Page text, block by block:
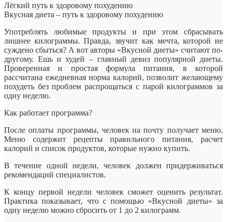
Лёгкий путь к здоровому похудению
Вкусная диета – путь к здоровому похудению
Употреблять любимые продукты и при этом сбрасывать
лишнее килограммы. Правда, звучит как мечта, которой не
суждено сбыться? А вот авторы «Вкусной диеты» считают по-
другому. Ешь и худей – главный девиз популярной диеты.
Проверенная и простая формула питания, в которой
рассчитана ежедневная норма калорий, позволит желающему
похудеть без проблем распрощаться с парой килограммов за
одну неделю.
Как работает программа?
После оплаты программы, человек на почту получает меню.
Меню содержит рецепты правильного питания, расчет
калорий и список продуктов, которые нужно купить.
В течение одной недели, человек должен придерживаться
рекомендаций специалистов.
К концу первой недели человек сможет оценить результат.
Практика показывает, что с помощью «Вкусной диеты» за
одну неделю можно сбросить от 1 до 2 килограмм.